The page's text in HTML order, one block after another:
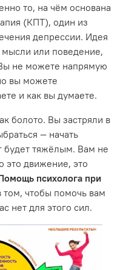
то, на чём основана
(КПТ), один из
депрессии. Идея
мысли или поведение,
не можете напрямую
вы можете
и как вы думаете.
болото. Вы застряли в
— начать
будет тяжёлым. Вам не
это движение, это
психолога при
том, чтобы помочь вам
нет для этого сил.